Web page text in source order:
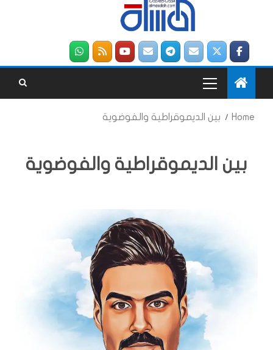
Home بين الديموقراطية والفوضوية
بين الديموقراطية والفوضوية